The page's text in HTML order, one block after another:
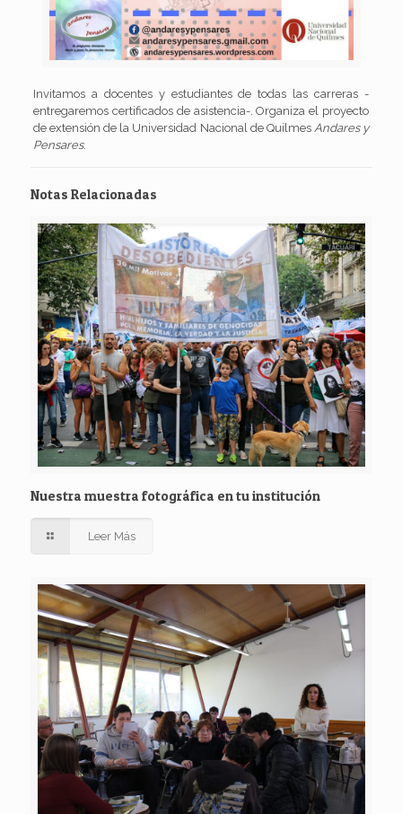
Invitamos a docentes y estudiantes de todas las carreras -
entregaremos certificados de asistencia-. Organiza el proyecto
de extensión de la Universidad Nacional de Quilmes Andares y
Pensares.
Notas Relacionadas
Nuestra muestra fotográfica en tu institución
Leer Más